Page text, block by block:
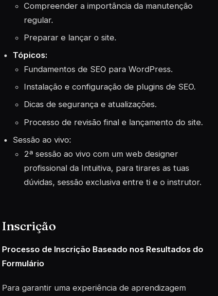
Compreender a importância da manutenção
regular.
Preparar e lançar o site.
Tópicos:
Fundamentos de SEO para WordPress.
Instalação e configuração de plugins de SEO.
Dicas de segurança e atualizações.
Processo de revisão final e lançamento do site.
Sessão ao vivo:
2ª sessão ao vivo com um web designer
profissional da Intuitiva, para tirares as tuas
dúvidas, sessão exclusiva entre ti e o instrutor.
Inscrição
Processo de Inscrição Baseado nos Resultados do
Formulário
Para garantir uma experiência de aprendizagem